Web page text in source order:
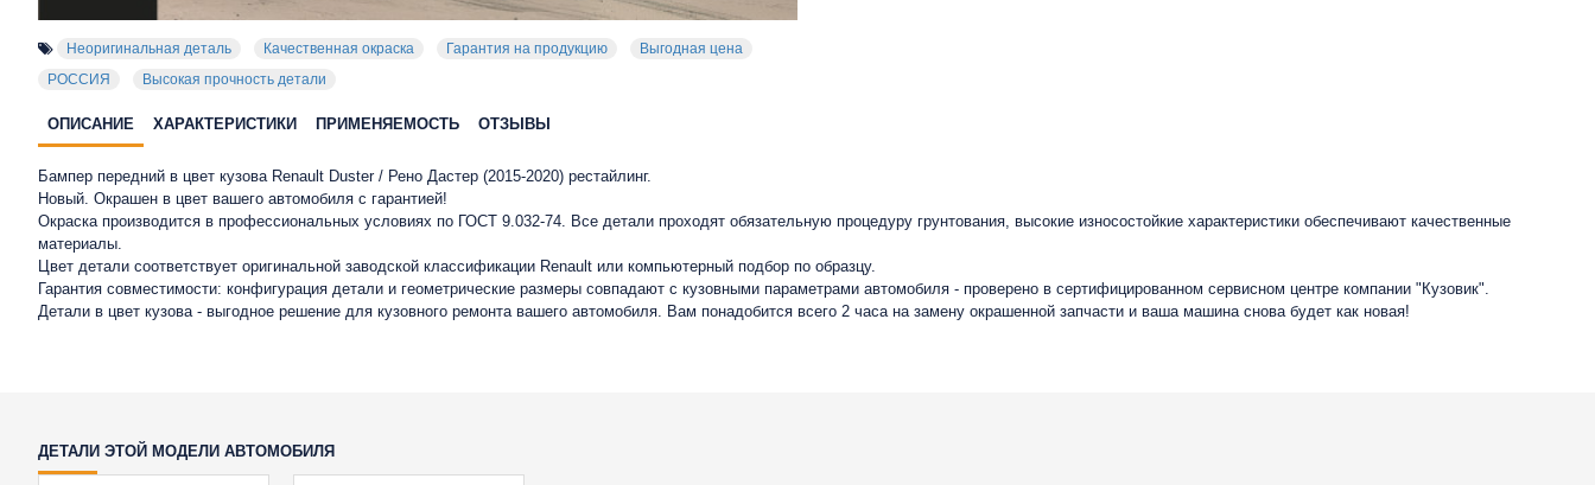
Неоригинальная деталь Качественная окраска Гарантия на продукцию
Выгодная цена
РОССИЯ
Высокая прочность детали
ОПИСАНИЕ ХАРАКТЕРИСТИКИ ПРИМЕНЯЕМОСТЬ ОТЗЫВЫ
Бампер передний в цвет кузова Renault Duster / Рено Дастер (2015-2020) рестайлинг.
Новый. Окрашен в цвет вашего автомобиля с гарантией!
Окраска производится в профессиональных условиях по ГОСТ 9.032-74. Все детали проходят обязательную процедуру грунтования, высокие износостойкие характеристики обеспечивают качественные
материалы.
Цвет детали соответствует оригинальной заводской классификации Renault или компьютерный подбор по образцу.
Гарантия совместимости: конфигурация детали и геометрические размеры совпадают с кузовными параметрами автомобиля - проверено в сертифицированном сервисном центре компании "Кузовик".
Детали в цвет кузова - выгодное решение для кузовного ремонта вашего автомобиля. Вам понадобится всего 2 часа на замену окрашенной запчасти и ваша машина снова будет как новая!
ДЕТАЛИ ЭТОЙ МОДЕЛИ АВТОМОБИЛЯ